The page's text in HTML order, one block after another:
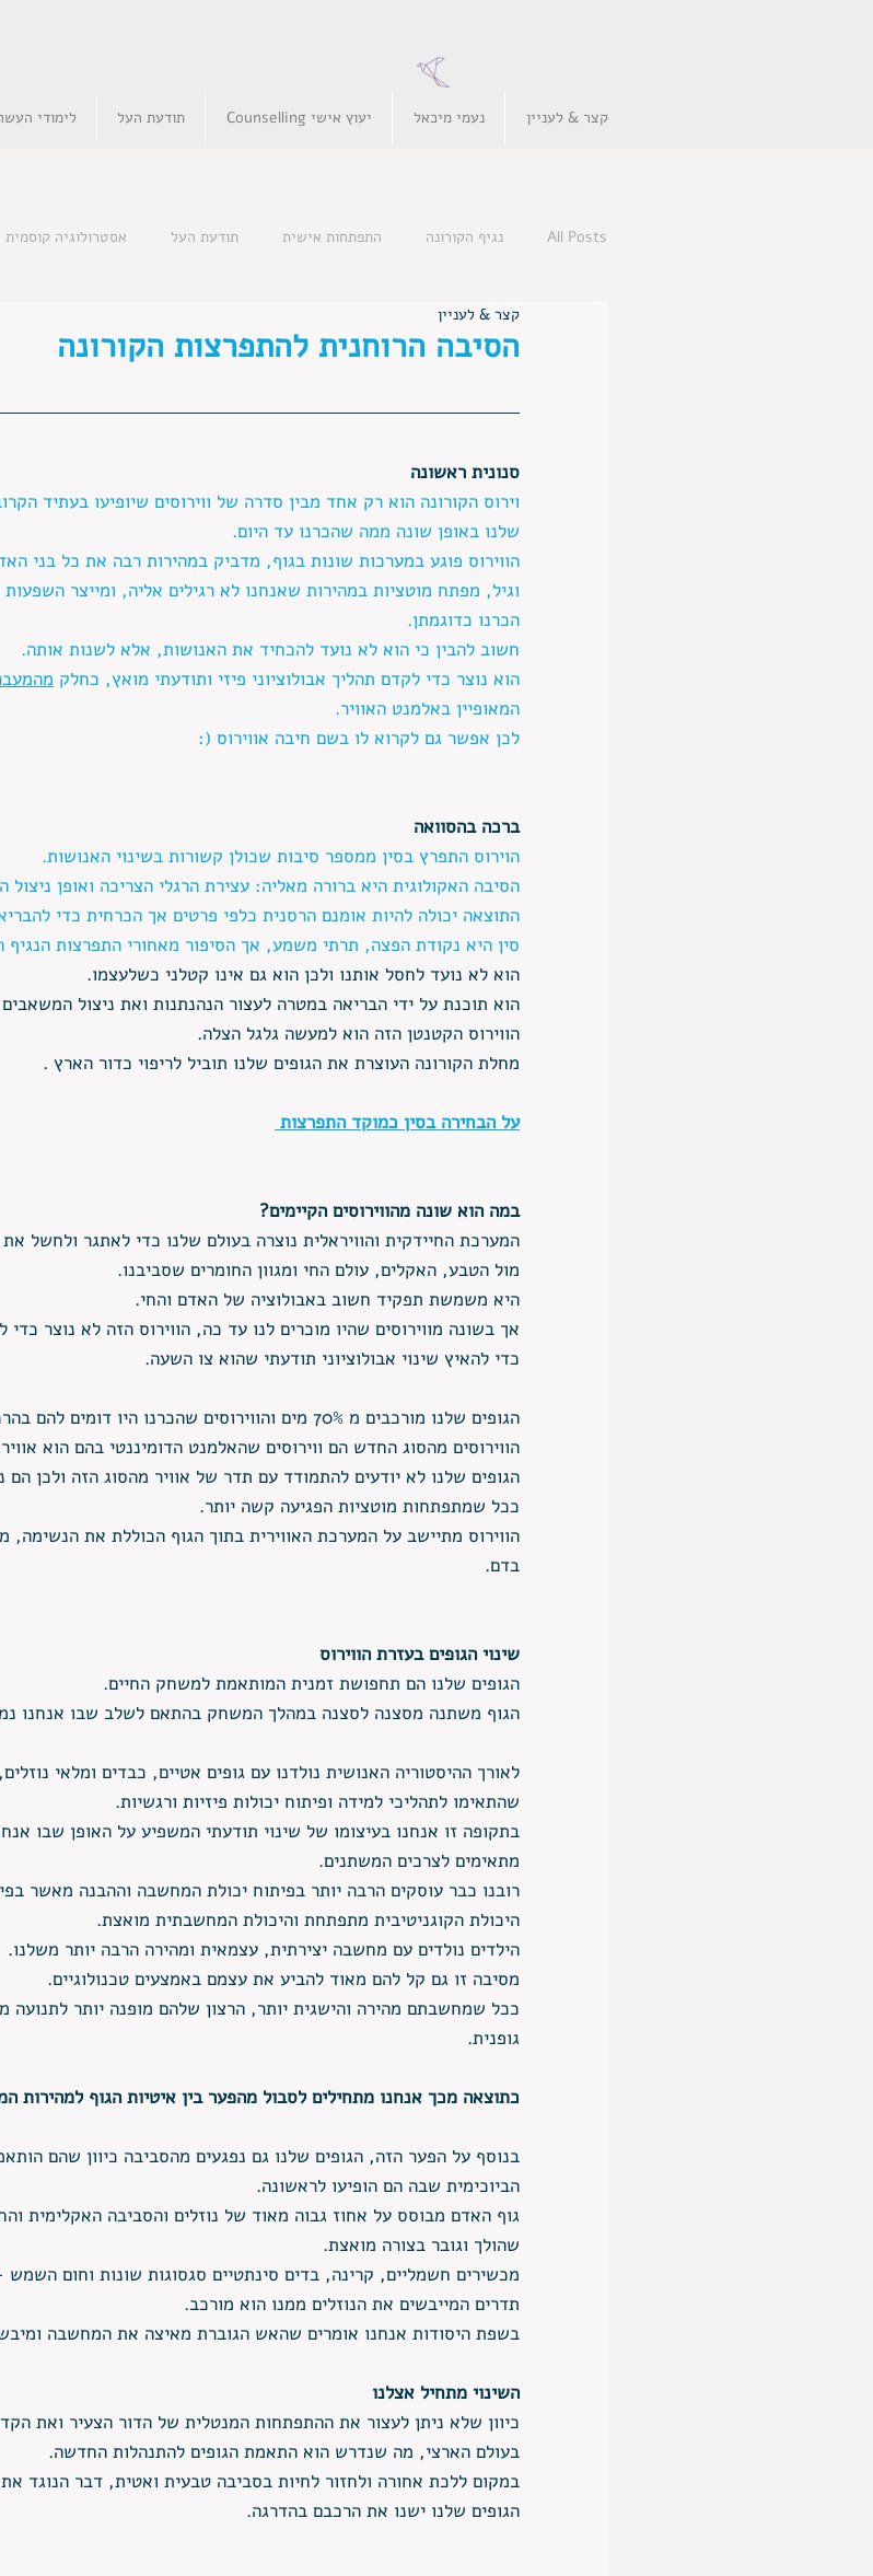
קצר & לעניין נעמי מיכאל יעוץ אישי Counselling תודעת העל לימודי
All Posts נגיף הקורונה התפתחות אישית תודעת העל אסטרולוגיה קוסמית
הסיבה הרוחנית להתפרצות הקורונה
קצר & לעניין
סנונית ראשונה
וירוס הקורונה הוא רק אחד מבין סדרה של ווירוסים שיופיעו בעתיד
שלנו באופן שונה ממה שהכרנו עד היום.
הווירוס פוגע במערכות שונות בגוף, מדביק במהירות רבה את כל בני
וגיל, מפתח מוטציות במהירות שאנחנו לא רגילים אליה, ומייצר
הכרנו כדוגמתן.
חשוב להבין כי הוא לא נועד להכחיד את האנושות, אלא לשנות אותה.
הוא נוצר כדי לקדם תהליך אבולוציוני פיזי ותודעתי מואץ, כחלק
המאופיין באלמנט האוויר.
לכן אפשר גם לקרוא לו בשם חיבה אווירוס (:
ברכה בהסוואה
הוירוס התפרץ בסין ממספר סיבות שכולן קשורות בשינוי האנושות.
הסיבה האקולוגית היא ברורה מאליה: עצירת הרגלי הצריכה ואופן
התוצאה יכולה להיות אומנם הרסנית כלפי פרטים אך הכרחית כדי
סין היא נקודת הפצה, תרתי משמע, אך הסיפור מאחורי התפרצות הנגיף
הוא לא נועד לחסל אותנו ולכן הוא גם אינו קטלני כשלעצמו.
הוא תוכנת על ידי הבריאה במטרה לעצור הנהנתנות ואת ניצול
הווירוס הקטנטן הזה הוא למעשה גלגל הצלה.
מחלת הקורונה העוצרת את הגופים שלנו תוביל לריפוי כדור הארץ .
על הבחירה בסין כמוקד התפרצות
במה הוא שונה מהווירוסים הקיימים?
המערכת החיידקית והוויראלית נוצרה בעולם שלנו כדי לאתגר ולחשל את
מול הטבע, האקלים, עולם החי ומגוון החומרים שסביבנו.
היא משמשת תפקיד חשוב באבולוציה של האדם והחי.
אך בשונה מווירוסים שהיו מוכרים לנו עד כה, הווירוס הזה לא נוצר
כדי להאיץ שינוי אבולוציוני תודעתי שהוא צו השעה.
הגופים שלנו מורכבים מ 70% מים והווירוסים שהכרנו היו דומים להם בהרכבם.
הווירוסים מהסוג החדש הם ווירוסים שהאלמנט הדומיננטי בהם הוא
הגופים שלנו לא יודעים להתמודד עם תדר של אוויר מהסוג הזה ולכן הם
ככל שמתפתחות מוטציות הפגיעה קשה יותר.
הווירוס מתיישב על המערכת האווירית בתוך הגוף הכוללת את הנשימה,
בדם.
שינוי הגופים בעזרת הווירוס
הגופים שלנו הם תחפושת זמנית המותאמת למשחק החיים.
הגוף משתנה מסצנה לסצנה במהלך המשחק בהתאם לשלב שבו אנחנו
לאורך ההיסטוריה האנושית נולדנו עם גופים אטיים, כבדים ומלאי נוזלים,
שהתאימו לתהליכי למידה ופיתוח יכולות פיזיות ורגשיות.
בתקופה זו אנחנו בעיצומו של שינוי תודעתי המשפיע על האופן שבו
מתאימים לצרכים המשתנים.
רובנו כבר עוסקים הרבה יותר בפיתוח יכולת המחשבה וההבנה מאשר
היכולת הקוגניטיבית מתפתחת והיכולת המחשבתית מואצת.
הילדים נולדים עם מחשבה יצירתית, עצמאית ומהירה הרבה יותר משלנו.
מסיבה זו גם קל להם מאוד להביע את עצמם באמצעים טכנולוגיים.
ככל שמחשבתם מהירה והישגית יותר, הרצון שלהם מופנה יותר
גופנית.
כתוצאה מכך אנחנו מתחילים לסבול מהפער בין איטיות הגוף למהירות
בנוסף על הפער הזה, הגופים שלנו גם נפגעים מהסביבה כיוון שהם
הביוכימית שבה הם הופיעו לראשונה.
גוף האדם מבוסס על אחוז גבוה מאוד של נוזלים והסביבה האקלימית
שהולך וגובר בצורה מואצת.
מכשירים חשמליים, קרינה, בדים סינתטיים סגסוגות שונות וחום השמש
תדרים המייבשים את הנוזלים ממנו הוא מורכב.
בשפת היסודות אנחנו אומרים שהאש הגוברת מאיצה את המחשבה
השינוי מתחיל אצלנו
כיוון שלא ניתן לעצור את ההתפתחות המנטלית של הדור הצעיר ואת
בעולם הארצי, מה שנדרש הוא התאמת הגופים להתנהלות החדשה.
במקום ללכת אחורה ולחזור לחיות בסביבה טבעית ואטית, דבר הנוגד
הגופים שלנו ישנו את הרכבם בהדרגה.